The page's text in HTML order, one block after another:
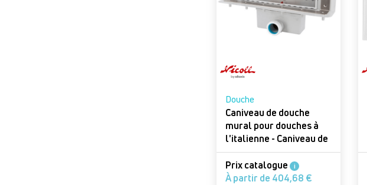
Douche
Caniveau de douche
mural pour douches à
l'italienne - Caniveau de
douche
Prix catalogue
i
À partir de 404,68 €